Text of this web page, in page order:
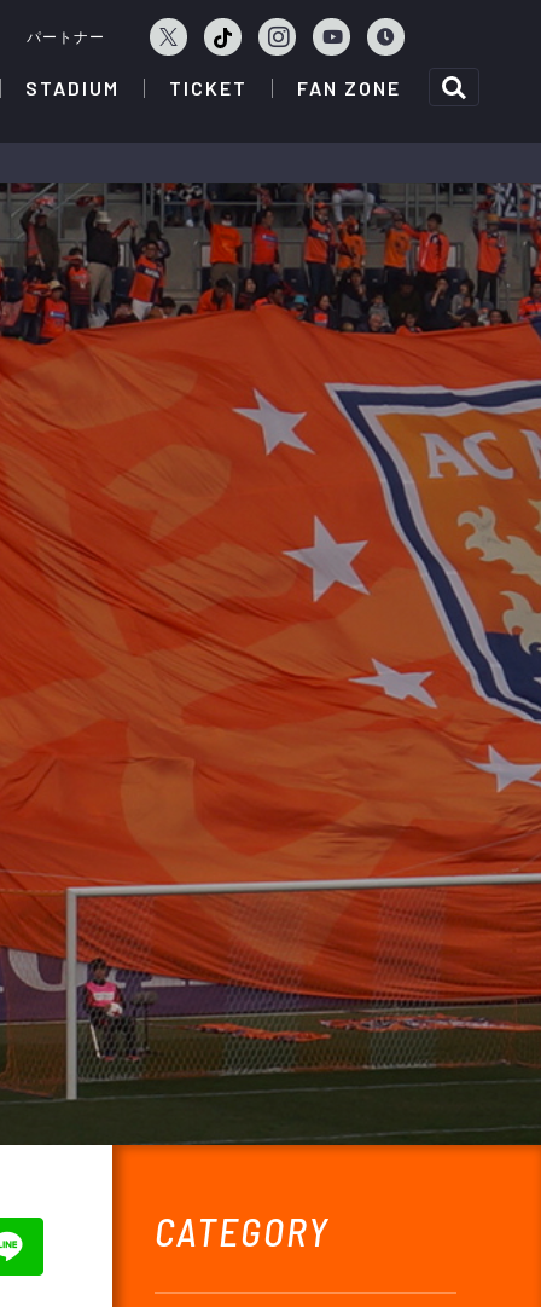
パートナー
STADIUM TICKET FAN ZONE
CATEGORY